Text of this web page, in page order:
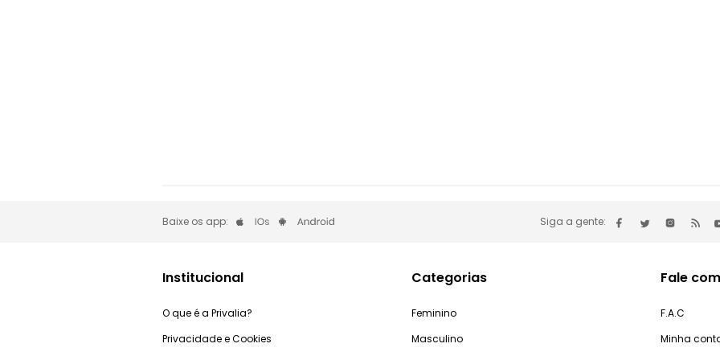
Baixe os app: Siga a gente:
Institucional
O que é a Privalia?
Privacidade e Cookies
Categorias
Feminino
Masculino
Fale
F.A.C
Minha